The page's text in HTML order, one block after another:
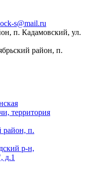
s@mail.ru
п. Кадамовский, ул.
район, п.
территория
район, п.
р-н,
д.1